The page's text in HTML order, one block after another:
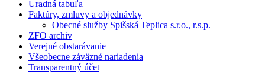
Úradná tabuľa
Faktúry, zmluvy a objednávky
Obecné služby Spišská Teplica s.r.o., r.s.p.
ZFO archiv
Verejné obstarávanie
Všeobecne záväzné nariadenia
Transparentný účet